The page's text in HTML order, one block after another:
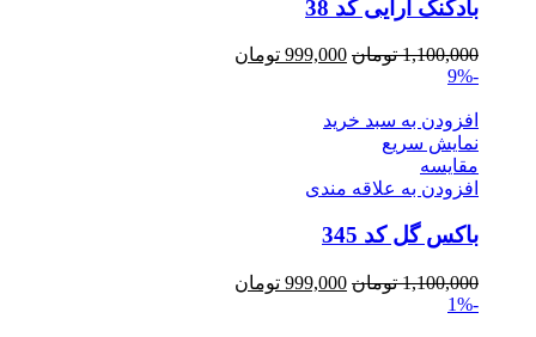
بادکنک آرایی کد 38
1,100,000 تومان Original
1,100,000 تومان.
999,000 تومان
-9%
افزودن به سبد خرید
نمایش سریع
مقايسه
افزودن به علاقه مندی
باکس گل کد 345
1,100,000 تومان Original
999,000 تومان
-1%